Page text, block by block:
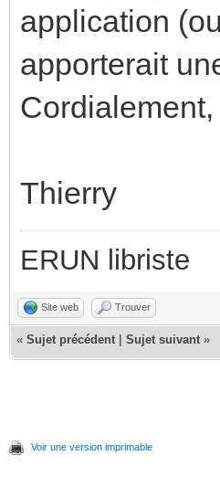
application
apporterait
Cordialement,
Thierry
ERUN libriste
Site web Trouver
« Sujet précédent Sujet suivant »
Voir une version imprimable